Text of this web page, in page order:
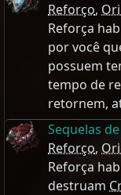
Reforço,
Reforça
por você
possuem
tempo de
retornem,
Sequelas
Reforço,
Reforça
destruam